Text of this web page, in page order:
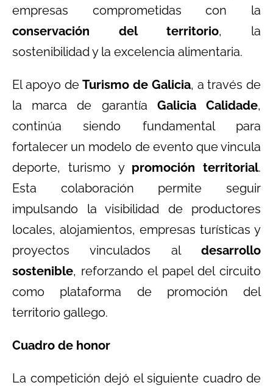
empresas comprometidas con la
conservación del territorio, la
sostenibilidad y la excelencia alimentaria.
El apoyo deTurismo de Galicia, a través de
la marca de garantía Galicia Calidade,
continúa siendo fundamental para
fortalecer un modelo de evento que vincula
deporte, turismo y promoción territorial.
Esta colaboración permite seguir
impulsando la visibilidad de productores
locales, alojamientos, empresas turísticas y
proyectos vinculados al desarrollo
sostenible, reforzando el papel del circuito
como plataforma de promoción del
territorio gallego.
Cuadro de honor
La competición dejó el siguiente cuadro de